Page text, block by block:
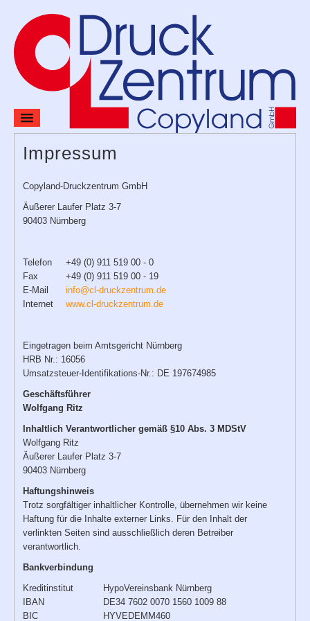
Home
Produkte & Leistungen
Kontakt
Impressum
Copyland-Druckzentrum GmbH
Äußerer Laufer Platz 3-7
90403 Nürnberg
Telefon
+49 (0) 911 519 00 - 0
Fax
+49 (0) 911 519 00 - 19
E-Mail
info@cl-druckzentrum.de
Internet
www.cl-druckzentrum.de
Eingetragen beim Amtsgericht Nürnberg
HRB Nr.: 16056
Umsatzsteuer-Identifikations-Nr.: DE 197674985
Geschäftsführer
Wolfgang Ritz
Inhaltlich Verantwortlicher gemäß §10 Abs. 3 MDStV
Wolfgang Ritz
Äußerer Laufer Platz 3-7
90403 Nürnberg
Haftungshinweis
Trotz sorgfältiger inhaltlicher Kontrolle, übernehmen wir keine
Haftung für die Inhalte externer Links. Für den Inhalt der
verlinkten Seiten sind ausschließlich deren Betreiber
verantwortlich.
Bankverbindung
Kreditinstitut
HypoVereinsbank Nürnberg
IBAN
DE34 7602 0070 1560 1009 88
BIC
HYVEDEMM460